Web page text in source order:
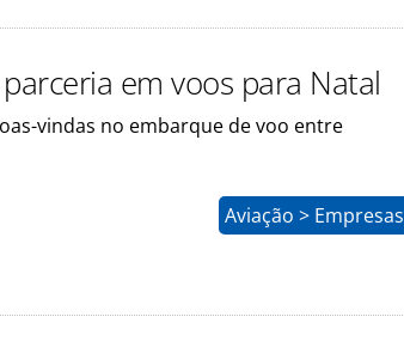
em voos para Natal
vindas no embarque de voo entre
Aviação > Empresas